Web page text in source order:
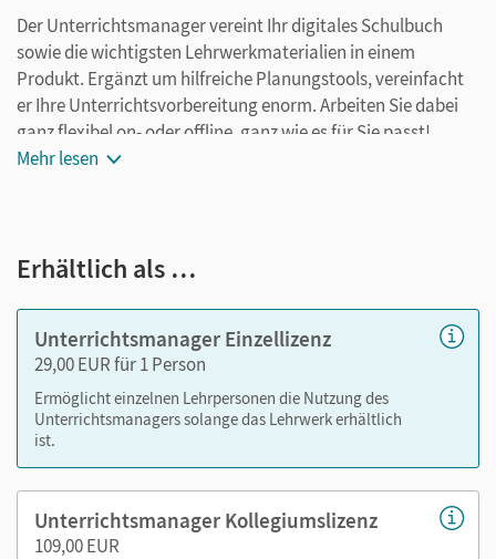
Der Unterrichtsmanager vereint Ihr digitales Schulbuch
sowie die wichtigsten Lehrwerkmaterialien in einem
Produkt. Ergänzt um hilfreiche Planungstools, vereinfacht
er Ihre Unterrichtsvorbereitung enorm. Arbeiten Sie dabei
ganz flexibel on- oder offline, ganz wie es für Sie passt!
Ihr Unterrichtsmanager enthält:
Audios
Kopiervorlagen
editierbare Kopiervorlagen Leistungsmessung
editierbarer Stoffverteilungsplan
Nutzen Sie den Unterrichtsmanager auf lernen.cornelsen.de
oder über die Cornelsen Lernen App.
Mehr lesen
Erhältlich als …
Unterrichtsmanager Einzellizenz
29,00 EUR für 1 Person
Ermöglicht einzelnen Lehrpersonen die Nutzung des
Unterrichtsmanagers solange das Lehrwerk erhältlich
ist.
Unterrichtsmanager Kollegiumslizenz
109,00 EUR